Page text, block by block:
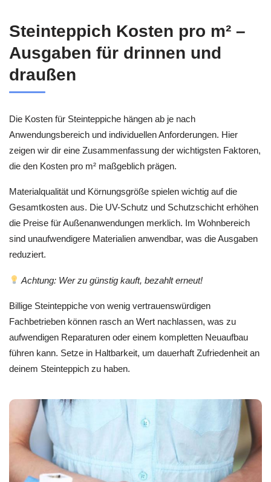
Steinteppich Kosten pro m² –
Ausgaben für drinnen und
draußen
Die Kosten für Steinteppiche hängen ab je nach
Anwendungsbereich und individuellen Anforderungen. Hier
zeigen wir dir eine Zusammenfassung der wichtigsten Faktoren,
die den Kosten pro m² maßgeblich prägen.
Materialqualität und Körnungsgröße spielen wichtig auf die
Gesamtkosten aus. Die UV-Schutz und Schutzschicht erhöhen
die Preise für Außenanwendungen merklich. Im Wohnbereich
sind unaufwendigere Materialien anwendbar, was die Ausgaben
reduziert.
Achtung: Wer zu günstig kauft, bezahlt erneut!
Billige Steinteppiche von wenig vertrauenswürdigen
Fachbetrieben können rasch an Wert nachlassen, was zu
aufwendigen Reparaturen oder einem kompletten Neuaufbau
führen kann. Setze in Haltbarkeit, um dauerhaft Zufriedenheit an
deinem Steinteppich zu haben.